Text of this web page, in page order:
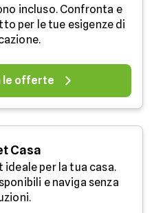
incluso. Confronta e
per le tue esigenze di
le offerte
Casa
per la tua casa.
e naviga senza